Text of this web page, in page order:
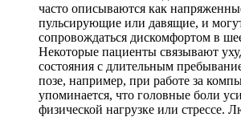
часто описываются как
пульсирующие или давящие, и
сопровождаться дискомфортом в
Некоторые пациенты связывают
состояния с длительным
позе, например, при работе за
упоминается, что головные боли
физической нагрузке или стрессе.